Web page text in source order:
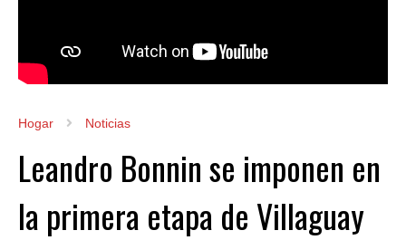
Hogar Noticias
Leandro Bonnin se imponen en
la primera etapa de Villaguay